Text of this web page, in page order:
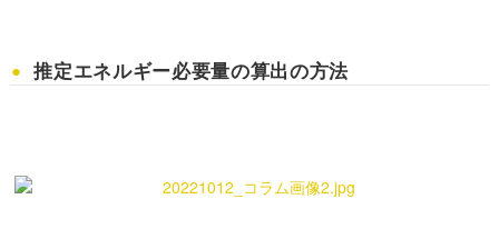
推定エネルギー必要量の算出の方法